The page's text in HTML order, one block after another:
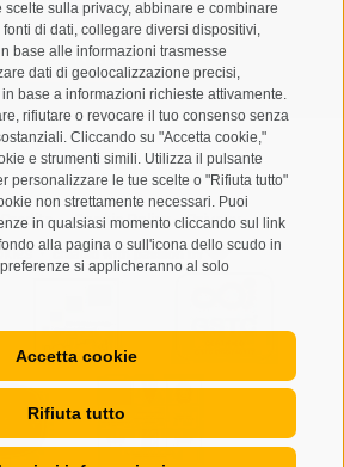
sulla privacy, abbinare e combinare
di dati, collegare diversi dispositivi,
base alle informazioni trasmesse
dati di geolocalizzazione precisi,
base a informazioni richieste attivamente.
rifiutare o revocare il tuo consenso senza
Cliccando su "Accetta cookie,"
e strumenti simili. Utilizza il pulsante
personalizzare le tue scelte o "Rifiuta tutto"
non strettamente necessari. Puoi
in qualsiasi momento cliccando sul link
alla pagina o sull'icona dello scudo in
si applicheranno al solo
Accetta cookie
Rifiuta tutto
ABBONARSI
Credits • Cookie Policy • Privacy •
• created with passion by